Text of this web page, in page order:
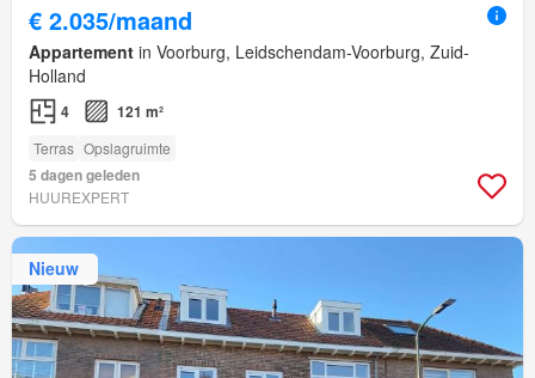
€ 2.035/maand
Appartement in Voorburg, Leidschendam-Voorburg, Zuid-
Holland
4 121 m²
Terras Opslagruimte
5 dagen geleden
HUUREXPERT
Nieuw